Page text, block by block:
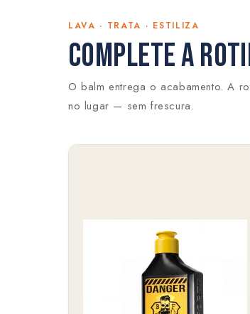
LAVA · TRATA · ESTILIZA
COMPLETE A
O balm entrega o acabamento. A
no lugar — sem frescura.